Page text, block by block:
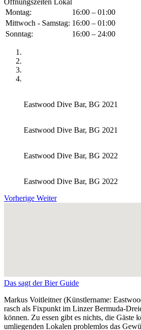
Öffnungszeiten Lokal
Montag:
16:00 – 01:00
Mittwoch - Samstag: 16:00 – 01:00
Sonntag:
16:00 – 24:00
Eastwood Dive Bar, BG 2021
Eastwood Dive Bar, BG 2021
Eastwood Dive Bar, BG 2022
Eastwood Dive Bar, BG 2022
Vorherige Weiter
Das sagt der Bier Guide
Markus Voitleitner (Künstlername:
rasch als Fixpunkt im Linzer Bermuda-
können. Zu essen gibt es nichts, die Gäste
umliegenden Lokalen problemlos das